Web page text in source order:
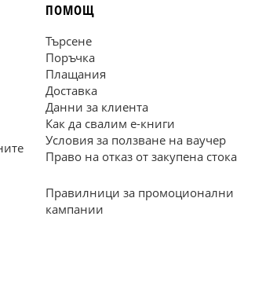
ПОМОЩ
Търсене
Поръчка
Плащания
Доставка
Данни за клиента
Как да свалим е-книги
Условия за ползване на ваучер
Право на отказ от закупена стока
Правилници за промоционални
кампании